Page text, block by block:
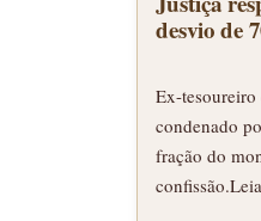
desvio de
Ex-
condenado
fração do